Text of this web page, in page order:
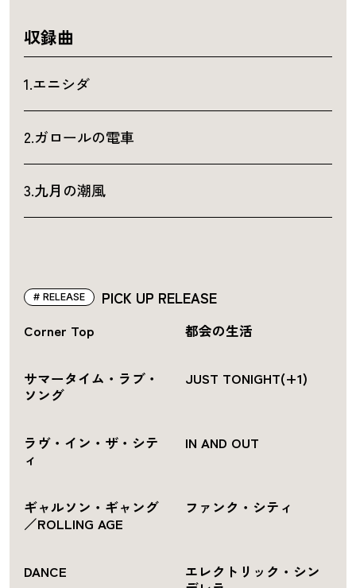
収録曲
1.エニシダ
2.ガロールの電車
3.九月の潮風
PICK UP RELEASE
RELEASE
Corner Top 都会の生活
サマータイム・ラブ・
ソング
JUST TONIGHT(+1)
ラヴ・イン・ザ・シテ
ィ
IN AND OUT
ギャルソン・ギャング
／ROLLING AGE
ファンク・シティ
DANCE
エレクトリック・シン